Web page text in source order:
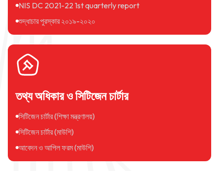
NIS DC 2021-22 1st quarterly report
শুদ্ধাচার পুরস্কার ২০১৯-২০২০
তথ্য অধিকার ও সিটিজেন চার্টার
সিটিজেন চার্টার (শিক্ষা মন্ত্রণালয়)
সিটিজেন চার্টার (মাউশি)
আবেদন ও আপিল ফরম (মাউশি)